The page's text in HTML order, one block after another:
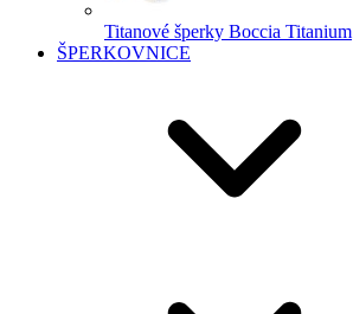
Titanové šperky Boccia Titanium
ŠPERKOVNICE